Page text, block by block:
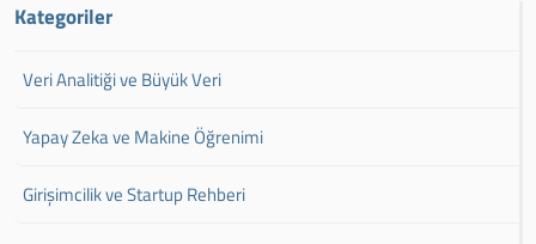
Kategoriler
Veri Analitiği ve Büyük Veri
Yapay Zeka ve Makine Öğrenimi
Girişimcilik ve Startup Rehberi